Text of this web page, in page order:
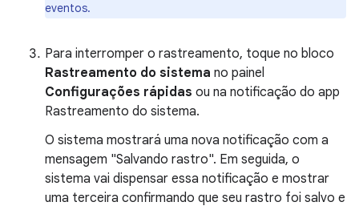
eventos.
Para interromper o rastreamento, toque no bloco
Rastreamento do sistema no painel
Configurações rápidas ou na notificação do app
Rastreamento do sistema.
O sistema mostrará uma nova notificação com a
mensagem "Salvando rastro". Em seguida, o
sistema vai dispensar essa notificação e mostrar
uma terceira confirmando que seu rastro foi salvo e